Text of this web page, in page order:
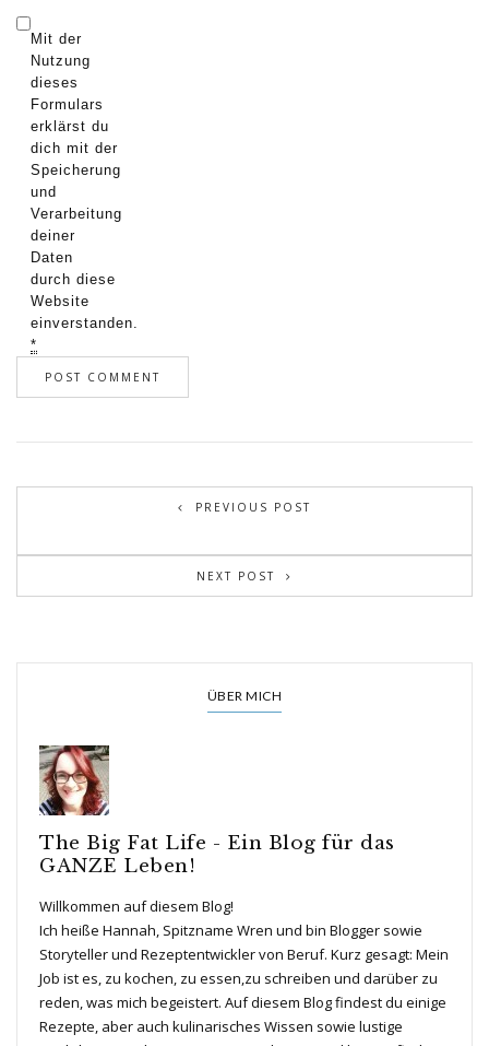
Mit der
Nutzung
dieses
Formulars
erklärst du
dich mit der
Speicherung
und
Verarbeitung
deiner
Daten
durch diese
Website
einverstanden.
*
PREVIOUS POST
NEXT POST
ÜBER MICH
The Big Fat Life - Ein Blog für das
GANZE Leben!
Willkommen auf diesem Blog!
Ich heiße Hannah, Spitzname Wren und bin Blogger sowie
Storyteller und Rezeptentwickler von Beruf. Kurz gesagt: Mein
Job ist es, zu kochen, zu essen,zu schreiben und darüber zu
reden, was mich begeistert. Auf diesem Blog findest du einige
Rezepte, aber auch kulinarisches Wissen sowie lustige